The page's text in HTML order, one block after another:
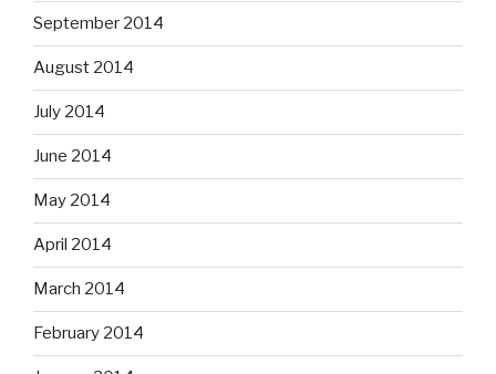
September 2014
August 2014
July 2014
June 2014
May 2014
April 2014
March 2014
February 2014